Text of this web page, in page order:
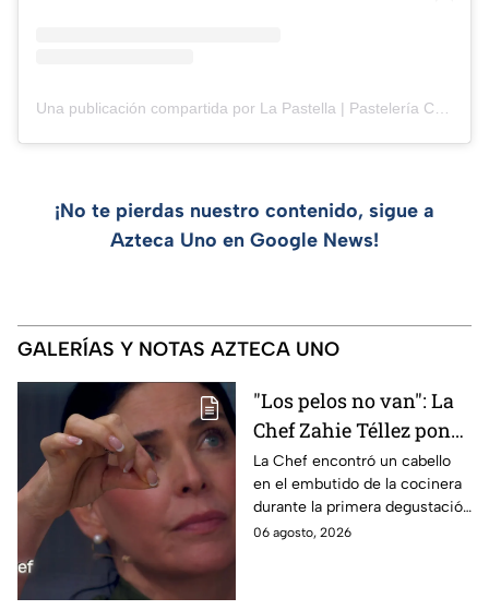
¡No te pierdas nuestro contenido, sigue a
Azteca Uno en Google News!
GALERÍAS Y NOTAS AZTECA UNO
"Los pelos no van": La
Chef Zahie Téllez pone
en evidencia a Carmen
en la gala de mandiles
negros de MasterChef
24/7
La Chef encontró un cabello
en el embutido de la cocinera
durante la primera degustación
de la noche
06 agosto, 2026